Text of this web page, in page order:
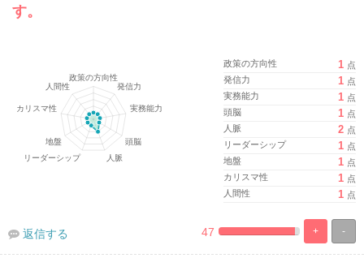
す。
政策の方向性 1 点
発信力
1 点
実務能力
1 点
頭脳
1 点
人脈
2 点
リーダーシップ
1 点
地盤
1 点
カリスマ性
1 点
人間性
1 点
-
+
%
100%
47
返信する